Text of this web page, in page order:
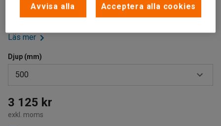
Påbyggnadssektion med fem justerbara hyllplan till hyllställ
som ger utökade förvaringsmöjligheter.
Läs mer
Djup (mm)
500
320
400
3 125 kr
exkl. moms
Avvisa alla Acceptera alla cookies